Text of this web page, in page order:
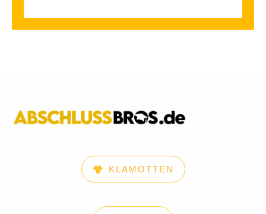
KLAMOTTEN